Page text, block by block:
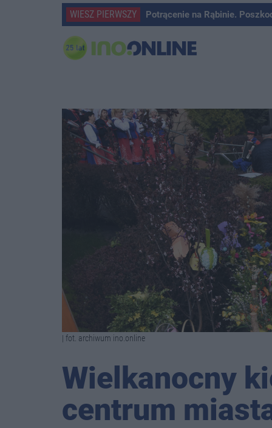
WIESZ PIERWSZY Potrącenie na Rąbinie.
| fot. archiwum ino.online
Wielkanocny
centrum